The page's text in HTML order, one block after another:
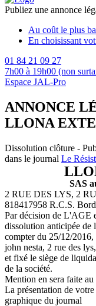
Publiez une annonce
Au coût le plus
En choisissant
01 84 21 09 27
7h00 à 19h00 (non
Espace JAL-Pro
ANNONCE
LLONA
Dissolution clôture -
dans le journal Le
SAS
2 RUE DES LYS, 2
818417958 R.C.S.
Par décision de L'AGE
dissolution anticipée de
compter du 25/12/
john nesta, 2 rue des
et fixé le siège de
de la société.
Mention en sera faite
La présentation de
graphique du journal